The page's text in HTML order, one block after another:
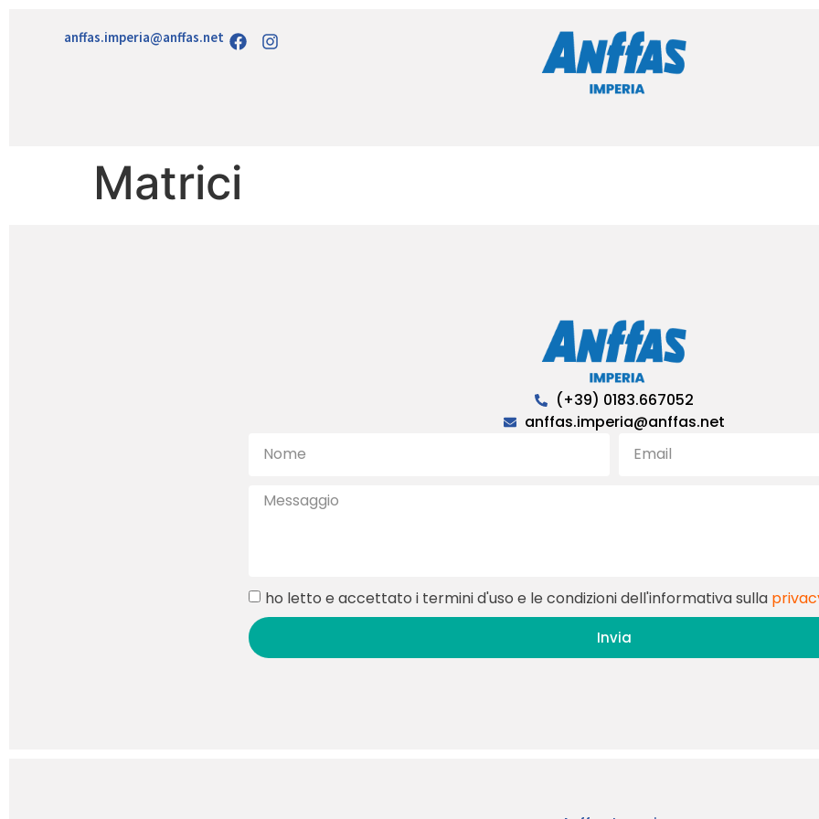
anffas.imperia@anffas.net
Matrici
(+39) 0183.667052
anffas.imperia@anffas.net
ho letto e accettato i termini d'uso e le condizioni dell'informativa sulla
Invia